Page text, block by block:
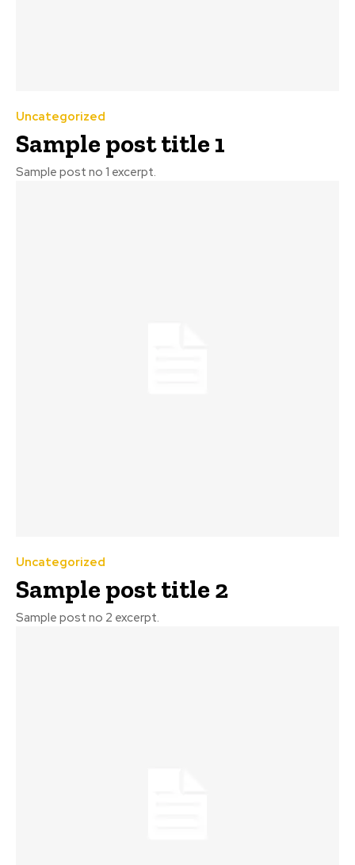
Uncategorized
Sample post title 1
Sample post no 1 excerpt.
Uncategorized
Sample post title 2
Sample post no 2 excerpt.